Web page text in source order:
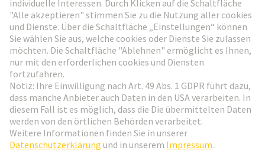
Weiter zur Anmeldung
Social Media
Österreich Deutsch